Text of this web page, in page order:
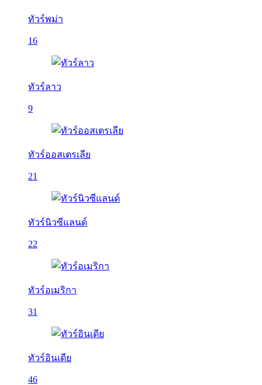
ทัวร์พม่า
16
ทัวร์ลาว
9
ทัวร์ออสเตรเลีย
21
ทัวร์นิวซีแลนด์
22
ทัวร์อเมริกา
31
ทัวร์อินเดีย
46